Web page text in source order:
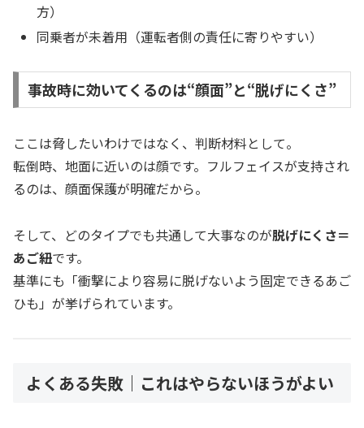
方）
同乗者が未着用（運転者側の責任に寄りやすい）
事故時に効いてくるのは“顔面”と“脱げにくさ”
ここは脅したいわけではなく、判断材料として。
転倒時、地面に近いのは顔です。フルフェイスが支持され
るのは、顔面保護が明確だから。
そして、どのタイプでも共通して大事なのが脱げにくさ＝
あご紐です。
基準にも「衝撃により容易に脱げないよう固定できるあご
ひも」が挙げられています。
よくある失敗｜これはやらないほうがよい